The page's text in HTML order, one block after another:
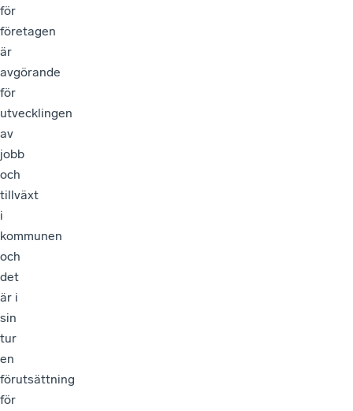
för
företagen
är
avgörande
för
utvecklingen
av
jobb
och
tillväxt
i
kommunen
och
det
är i
sin
tur
en
förutsättning
för